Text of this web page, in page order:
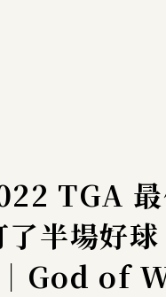
TGA
半場好
God of